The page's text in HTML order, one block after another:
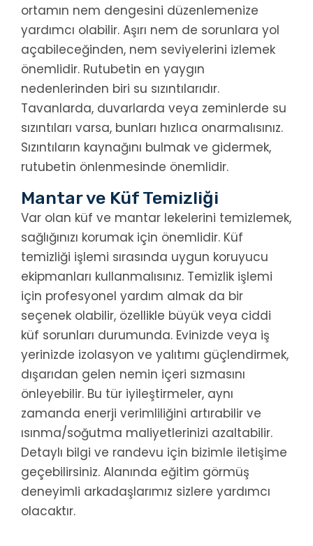
ortamın nem dengesini düzenlemenize
yardımcı olabilir. Aşırı nem de sorunlara yol
açabileceğinden, nem seviyelerini izlemek
önemlidir. Rutubetin en yaygın
nedenlerinden biri su sızıntılarıdır.
Tavanlarda, duvarlarda veya zeminlerde su
sızıntıları varsa, bunları hızlıca onarmalısınız.
Sızıntıların kaynağını bulmak ve gidermek,
rutubetin önlenmesinde önemlidir.
Mantar ve Küf Temizliği
Var olan küf ve mantar lekelerini temizlemek,
sağlığınızı korumak için önemlidir. Küf
temizliği işlemi sırasında uygun koruyucu
ekipmanları kullanmalısınız. Temizlik işlemi
için profesyonel yardım almak da bir
seçenek olabilir, özellikle büyük veya ciddi
küf sorunları durumunda. Evinizde veya iş
yerinizde izolasyon ve yalıtımı güçlendirmek,
dışarıdan gelen nemin içeri sızmasını
önleyebilir. Bu tür iyileştirmeler, aynı
zamanda enerji verimliliğini artırabilir ve
ısınma/soğutma maliyetlerinizi azaltabilir.
Detaylı bilgi ve randevu için bizimle iletişime
geçebilirsiniz. Alanında eğitim görmüş
deneyimli arkadaşlarımız sizlere yardımcı
olacaktır.